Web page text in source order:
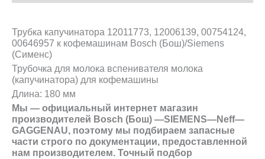
Трубка капучинатора 12011773, 12006139, 00754124,
00646957 к кофемашинам Bosch (Бош)/Siemens
(Сименс)
Трубочка для молока вспенивателя молока
(капучинатора) для кофемашины
Длина: 180 мм
Мы — официальный интернет магазин
производителей Bosch (Бош) —SIEMENS—Neff—
GAGGENAU, поэтому мы подбираем запасные
части строго по документации, предоставленной
нам производителем. Точный подбор